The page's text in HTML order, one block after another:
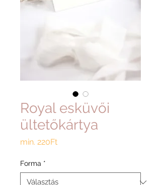
Royal esküvői
ültetőkártya
min. 220FtAkciós
Forma *